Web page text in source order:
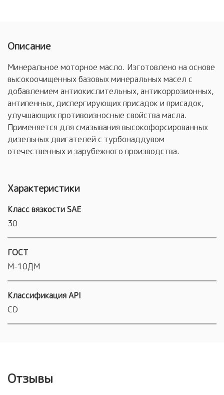
Описание
Минеральное моторное масло. Изготовлено на основе
высокоочищенных базовых минеральных масел с
добавлением антиокислительных, антикоррозионных,
антипенных, диспергирующих присадок и присадок,
улучшающих противоизносные свойства масла.
Применяется для смазывания высокофорсированных
дизельных двигателей с турбонаддувом
отечественных и зарубежного производства.
Характеристики
Класс вязкости SAE
30
ГОСТ
М-10ДМ
Классификация API
CD
Отзывы